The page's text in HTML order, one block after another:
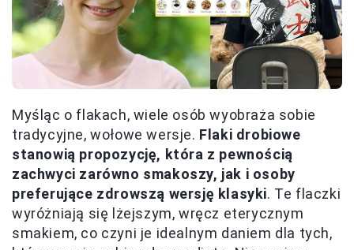
Myśląc o flakach, wiele osób wyobraża sobie
tradycyjne, wołowe wersje. Flaki drobiowe
stanowią propozycję, która z pewnością
zachwyci zarówno smakoszy, jak i osoby
preferujące zdrowszą wersję klasyki. Te flaczki
wyróżniają się lżejszym, wręcz eterycznym
smakiem, co czyni je idealnym daniem dla tych,